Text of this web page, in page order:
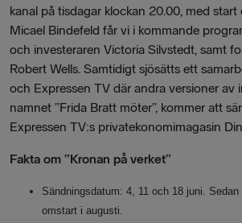
kanal på tisdagar klockan 20.00, med
Micael Bindefeld får vi i kommande
och investeraren Victoria Silvstedt, samt
Robert Wells. Samtidigt sjösätts ett
och Expressen TV där andra versioner av
namnet ”Frida Bratt möter”, kommer att
Expressen TV:s privatekonomimagasin
Fakta om ”Kronan på verket”
Sändningsdatum: 4, 11 och 18 juni.
omstart i augusti.